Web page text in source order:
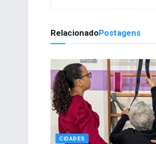
RelacionadoPostagens
CIDADES